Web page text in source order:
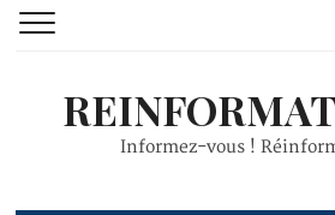
Informez-vous !